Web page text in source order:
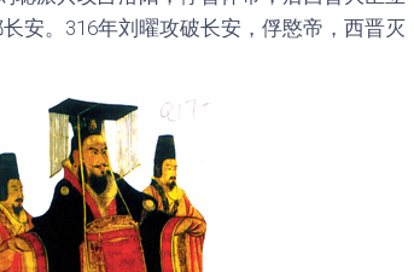
安。316年刘曜攻破长安，俘愍帝，西晋灭